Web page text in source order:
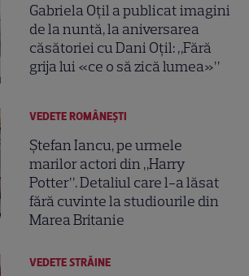
Gabriela Oțil a publicat imagini
de la nuntă, la aniversarea
căsătoriei cu Dani Oțil: „Fără
grija lui «ce o să zică lumea»”
VEDETE ROMÂNEŞTI
Ștefan Iancu, pe urmele
marilor actori din „Harry
Potter”. Detaliul care l-a lăsat
fără cuvinte la studiourile din
Marea Britanie
VEDETE STRĂINE